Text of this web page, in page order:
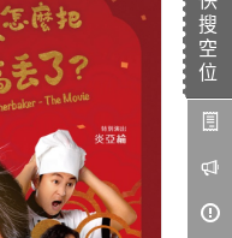
搜
空
位
城餐飲